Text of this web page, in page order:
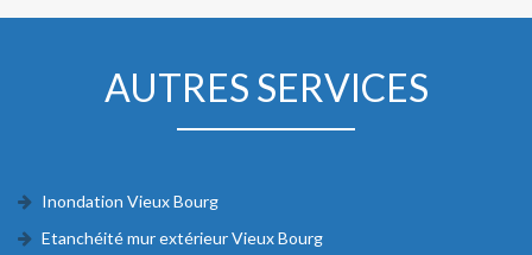
AUTRES SERVICES
Inondation Vieux Bourg
Etanchéité mur extérieur Vieux Bourg